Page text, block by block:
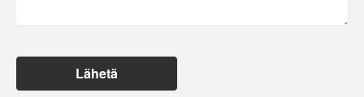
Lähetä